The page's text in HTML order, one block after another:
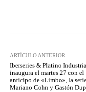
ARTÍCULO ANTERIOR
Iberseries & Platino
inaugura el martes 27 con el
anticipo de «Limbo», la
Mariano Cohn y Gastón